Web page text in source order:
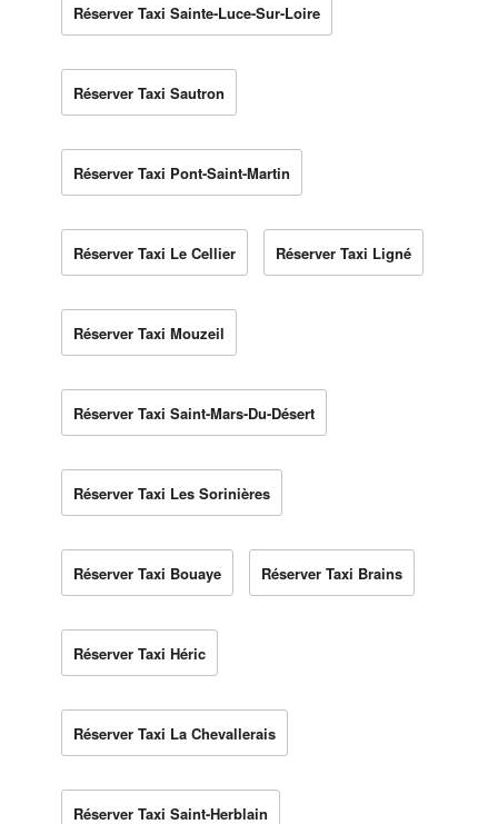
Réserver Taxi Sainte-Luce-Sur-Loire
Réserver Taxi Sautron
Réserver Taxi Pont-Saint-Martin
Réserver Taxi Le Cellier Réserver Taxi Ligné
Réserver Taxi Mouzeil
Réserver Taxi Saint-Mars-Du-Désert
Réserver Taxi Les Sorinières
Réserver Taxi Bouaye Réserver Taxi Brains
Réserver Taxi Héric
Réserver Taxi La Chevallerais
Réserver Taxi Saint-Herblain